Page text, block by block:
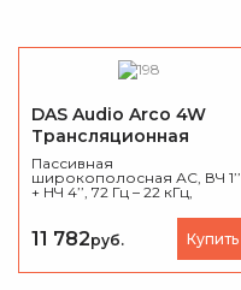
DAS Audio Arco 4W
Трансляционная
акустическая система
Пассивная
широкополосная АС, ВЧ 1’’
+ НЧ 4’’, 72 Гц – 22 кГц,
дисперсия - 90°x90°, макс.
SPL 109 дБ.
11 782руб. Купить